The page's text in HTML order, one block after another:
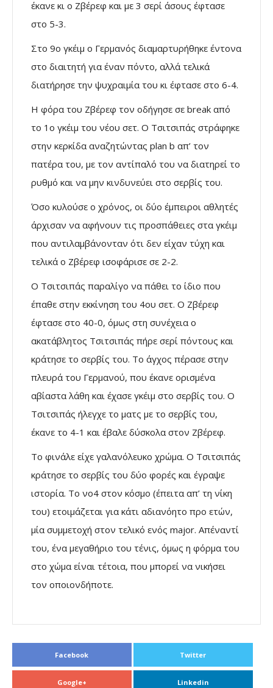
έκανε κι ο Ζβέρεφ και με 3 σερί άσους έφτασε
στο 5-3.
Στο 9ο γκέιμ ο Γερμανός διαμαρτυρήθηκε έντονα
στο διαιτητή για έναν πόντο, αλλά τελικά
διατήρησε την ψυχραιμία του κι έφτασε στο 6-4.
Η φόρα του Ζβέρεφ τον οδήγησε σε break από
το 1ο γκέιμ του νέου σετ. Ο Τσιτσιπάς στράφηκε
στην κερκίδα αναζητώντας plan b απ’ τον
πατέρα του, με τον αντίπαλό του να διατηρεί το
ρυθμό και να μην κινδυνεύει στο σερβίς του.
Όσο κυλούσε ο χρόνος, οι δύο έμπειροι αθλητές
άρχισαν να αφήνουν τις προσπάθειες στα γκέιμ
που αντιλαμβάνονταν ότι δεν είχαν τύχη και
τελικά ο Ζβέρεφ ισοφάρισε σε 2-2.
Ο Τσιτσιπάς παραλίγο να πάθει το ίδιο που
έπαθε στην εκκίνηση του 4ου σετ. Ο Ζβέρεφ
έφτασε στο 40-0, όμως στη συνέχεια ο
ακατάβλητος Τσιτσιπάς πήρε σερί πόντους και
κράτησε το σερβίς του. Το άγχος πέρασε στην
πλευρά του Γερμανού, που έκανε ορισμένα
αβίαστα λάθη και έχασε γκέιμ στο σερβίς του. Ο
Τσιτσιπάς ήλεγχε το ματς με το σερβίς του,
έκανε το 4-1 και έβαλε δύσκολα στον Ζβέρεφ.
Το φινάλε είχε γαλανόλευκο χρώμα. Ο Τσιτσιπάς
κράτησε το σερβίς του δύο φορές και έγραψε
ιστορία. Το νο4 στον κόσμο (έπειτα απ’ τη νίκη
του) ετοιμάζεται για κάτι αδιανόητο προ ετών,
μία συμμετοχή στον τελικό ενός major. Απέναντί
του, ένα μεγαθήριο του τένις, όμως η φόρμα του
στο χώμα είναι τέτοια, που μπορεί να νικήσει
τον οποιονδήποτε.
Facebook Twitter
Google+ Linkedin